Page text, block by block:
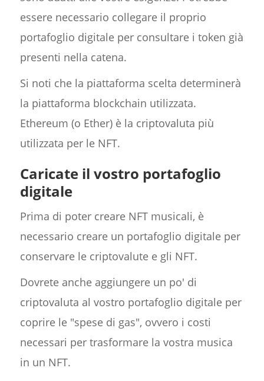
essere necessario collegare il proprio
portafoglio digitale per consultare i token già
presenti nella catena.
Si noti che la piattaforma scelta determinerà
la piattaforma blockchain utilizzata.
Ethereum (o Ether) è la criptovaluta più
utilizzata per le NFT.
Caricate il vostro portafoglio
digitale
Prima di poter creare NFT musicali, è
necessario creare un portafoglio digitale per
conservare le criptovalute e gli NFT.
Dovrete anche aggiungere un po' di
criptovaluta al vostro portafoglio digitale per
coprire le "spese di gas", ovvero i costi
necessari per trasformare la vostra musica
in un NFT.